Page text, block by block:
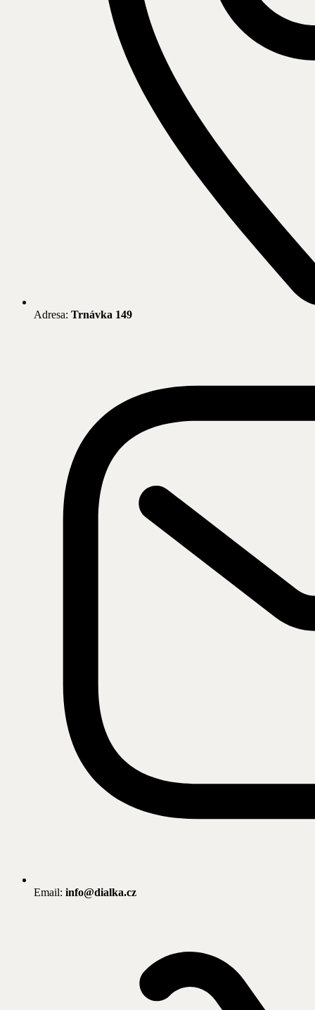
Adresa: Trnávka 149
Email: info@dialka.cz